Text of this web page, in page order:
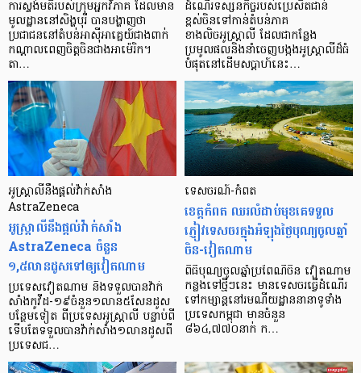
ការស្ទង់មតិរបស់ក្រុមអ្នកវិភាគ ដែលមាន
មូលដ្ឋាននៅសិង្ហបុរី បានបង្ហាញថា
ប្រជាជននៅតំបន់អាស៊ីអាគ្នេយ៍ជាងពាក់
កណ្តាលពេញចិត្តចិនជាងអាម៉េរិក។
តា…
ដំណើរទស្សនកិច្ចរបស់ប្រេសិតជាន់
ខ្ពស់ចិនទៅកាន់តំបន់ភាគ
ខាងលិចអូស្ត្រាលី ដែលជាកន្លែង
ប្រមូលផលនិងនាំចេញបង្កងអូស្ត្រាលីដ៏ធំ
បំផុតនៅដើមសប្តាហ៍នេះ…
អូស្ត្រាលីនឹងផ្ដល់វ៉ាក់សាំង
AstraZeneca
អូស្ត្រាលីនឹងផ្ដល់វ៉ាក់សាំង
AstraZeneca ចំនួន
១,៥លានដូសទៅឲ្យវៀតណាម
ប្រទេសវៀតណាម នឹងទទួលបានវ៉ាក់
សាំងកូវីដ-១៩ចំនួន១លាន៥សែនដូស
បន្ថែមទៀត ពីប្រទេសអូស្ត្រាលី បន្ទាប់ពី
ទើបតែទទួលបានវ៉ាក់សាំង១លានដូសពី
ប្រទេសជ…
ទេសចរណ៍-កំពត
ខេត្តកំពត ឈរ​លំដាប់​មុខគេ​ទទួល​
ភ្ញៀវ​ទេសចរ​​ក្នុង​អំឡុងថ្ងៃ​បុណ្យ​ចូល​ឆ្នាំ​​
ចិន-​វៀតណាម
ពិធីបុណ្យចូលឆ្នាំប្រពៃណីចិន វៀតណាម
កន្លងទៅថ្មីៗនេះ មានទេសចរធ្វើដំណើរ
ទៅកម្សាន្តនៅរមណីយដ្ឋាននានាទូទាំង
ប្រទេសកម្ពុជា មានចំនួន
៨៦៤,៧៧០នាក់ ក…